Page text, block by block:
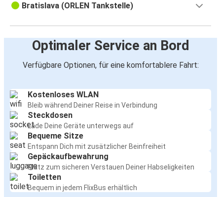
Bratislava (ORLEN Tankstelle)
Optimaler Service an Bord
Verfügbare Optionen, für eine komfortablere Fahrt:
Kostenloses WLAN
Bleib während Deiner Reise in Verbindung
Steckdosen
Lade Deine Geräte unterwegs auf
Bequeme Sitze
Entspann Dich mit zusätzlicher Beinfreiheit
Gepäckaufbewahrung
Platz zum sicheren Verstauen Deiner Habseligkeiten
Toiletten
Bequem in jedem FlixBus erhältlich